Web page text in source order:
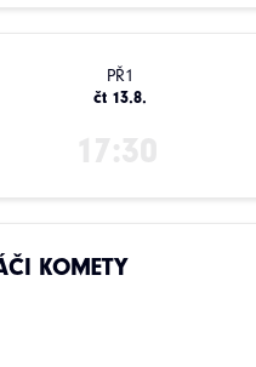
PŘ1
čt 13.8.
KOMETY